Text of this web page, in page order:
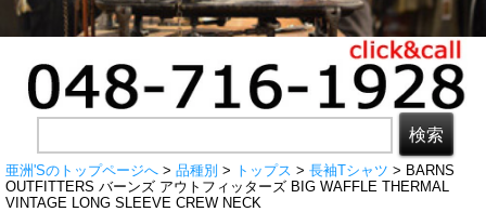
亜洲'Sのトップページへ > 品種別 > トップス > 長袖Tシャツ > BARNS
OUTFITTERS バーンズ アウトフィッターズ BIG WAFFLE THERMAL
VINTAGE LONG SLEEVE CREW NECK